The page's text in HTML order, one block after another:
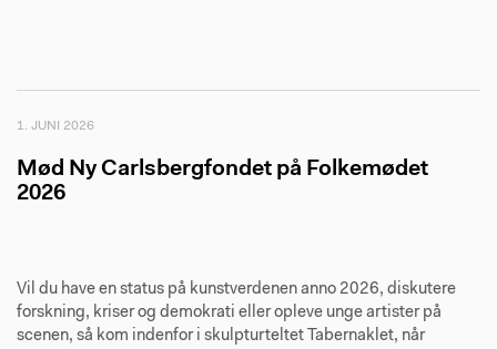
1. JUNI 2026
Mød Ny Carlsbergfondet på Folkemødet
2026
Vil du have en status på kunstverdenen anno 2026, diskutere
forskning, kriser og demokrati eller opleve unge artister på
scenen, så kom indenfor i skulpturteltet Tabernaklet, når